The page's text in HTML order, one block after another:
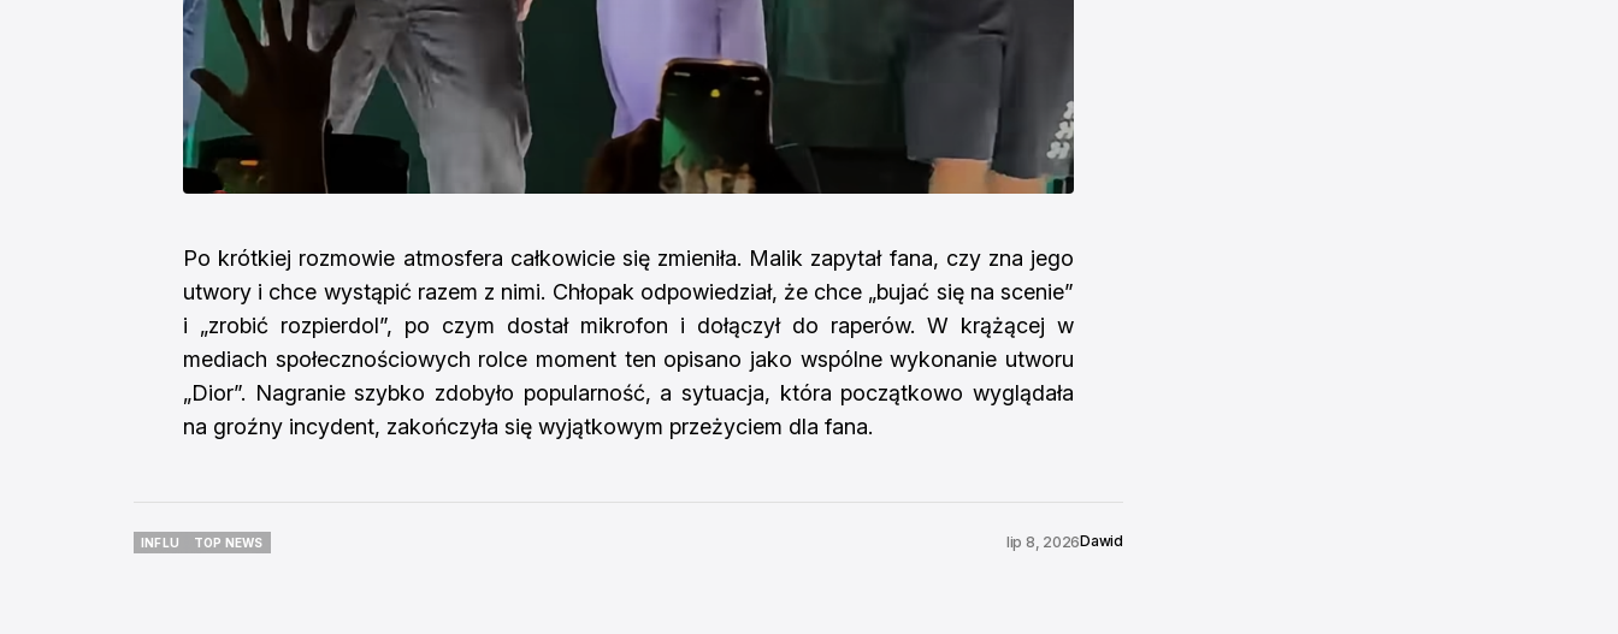
Po krótkiej rozmowie atmosfera całkowicie się zmieniła. Malik zapytał fana, czy zna jego
utwory i chce wystąpić razem z nimi. Chłopak odpowiedział, że chce „bujać się na scenie”
i „zrobić rozpierdol”, po czym dostał mikrofon i dołączył do raperów. W krążącej w
mediach społecznościowych rolce moment ten opisano jako wspólne wykonanie utworu
„Dior”. Nagranie szybko zdobyło popularność, a sytuacja, która początkowo wyglądała
na groźny incydent, zakończyła się wyjątkowym przeżyciem dla fana.
INFLU
TOP NEWS
lip 8, 2026Dawid